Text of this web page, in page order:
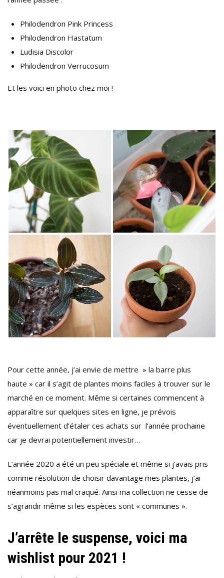
Philodendron Pink Princess
Philodendron Hastatum
Ludisia Discolor
Philodendron Verrucosum
Et les voici en photo chez moi !
Pour cette année, j’ai envie de mettre » la barre plus
haute » car il s’agit de plantes moins faciles à trouver sur le
marché en ce moment. Même si certaines commencent à
apparaître sur quelques sites en ligne, je prévois
éventuellement d’étaler ces achats sur l’année prochaine
car je devrai potentiellement investir…
L’année 2020 a été un peu spéciale et même si j’avais pris
comme résolution de choisir davantage mes plantes, j’ai
néanmoins pas mal craqué. Ainsi ma collection ne cesse de
s’agrandir même si les espèces sont « communes ».
J’arrête le suspense, voici ma
wishlist pour 2021 !